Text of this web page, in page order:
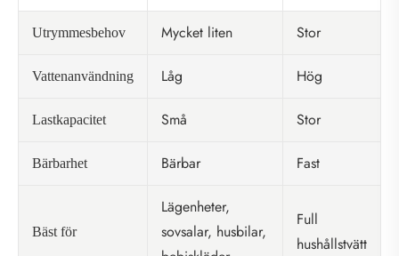
Utrymmesbehov Mycket liten Stor
Vattenanvändning Låg Hög
Lastkapacitet Små Stor
Bärbarhet Bärbar Fast
Bäst för
Lägenheter,
sovsalar, husbilar,
Full
hushållstvätt